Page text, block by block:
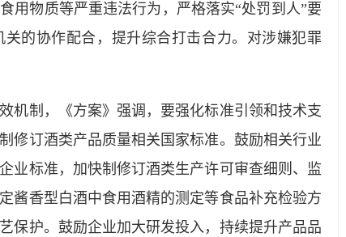
用物质等严重违法行为，严格落实“处罚到人”要
的协作配合，提升综合打击合力。对涉嫌犯罪
制，《方案》强调，要强化标准引领和技术支
修订酒类产品质量相关国家标准。鼓励相关行业
业标准，加快制修订酒类生产许可审查细则、监
酱香型白酒中食用酒精的测定等食品补充检验方
保护。鼓励企业加大研发投入，持续提升产品品